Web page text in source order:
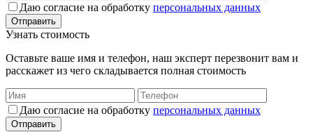
Даю согласие на обработку персональных данных
Отправить
Узнать стоимость
Оставьте ваше имя и телефон, наш эксперт перезвонит вам и
расскажет из чего складывается полная стоимость
Даю согласие на обработку персональных данных
Отправить